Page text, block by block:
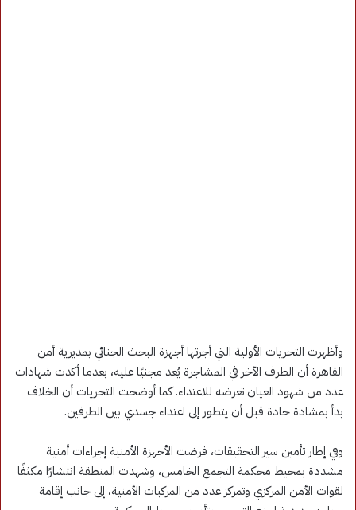
وأظهرت التحريات الأولية التي أجرتها أجهزة البحث الجنائي بمديرية أمن
القاهرة أن الطرف الآخر في المشاجرة يُعد مجنيًا عليه، بعدما أكدت شهادات
عدد من شهود العيان تعرضه للاعتداء. كما أوضحت التحريات أن الخلاف
بدأ بمشادة حادة قبل أن يتطور إلى اعتداء جسدي بين الطرفين.
وفي إطار تأمين سير التحقيقات، فرضت الأجهزة الأمنية إجراءات أمنية
مشددة بمحيط محكمة التجمع الخامس، وشهدت المنطقة انتشارًا مكثفًا
لقوات الأمن المركزي وتمركز عدد من المركبات الأمنية، إلى جانب إقامة